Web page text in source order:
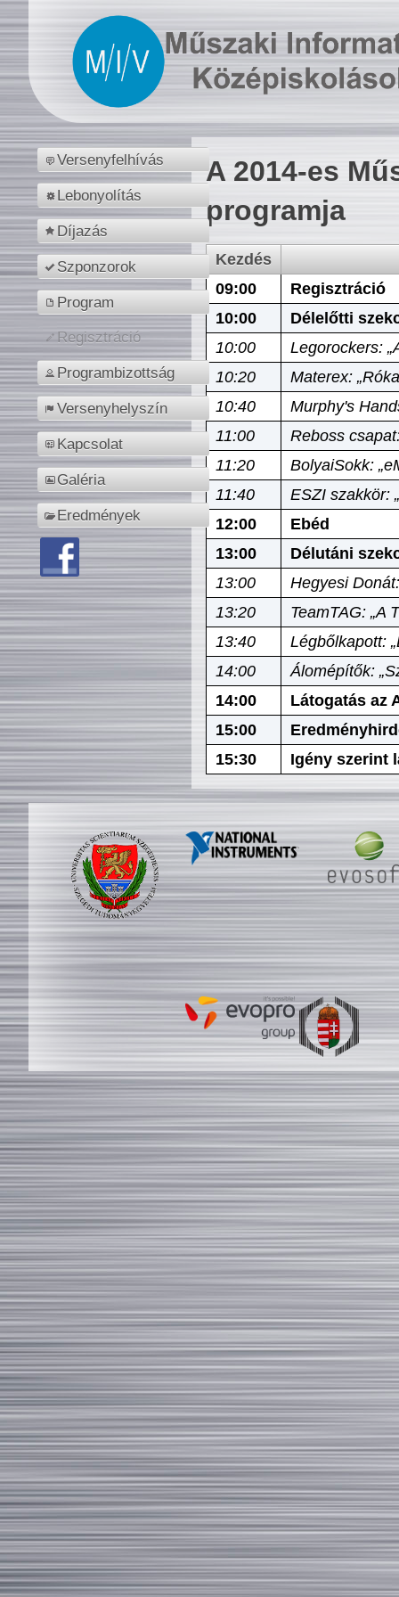
Versenyfelhívás
Lebonyolítás
Díjazás
Szponzorok
Program
Regisztráció
Programbizottság
Versenyhelyszín
Kapcsolat
Galéria
Eredmények
A 2014-es
programja
Kezdés
09:00
Regisztráció
10:00
Délelőtti
10:00
Legorockers:
10:20
Materex:
10:40
Murphy's
11:00
Reboss
11:20
BolyaiSokk:
11:40
ESZI szakkör:
12:00
Ebéd
13:00
Délutáni
13:00
Hegyesi
13:20
TeamTAG: „A
13:40
Légbőlkapott:
14:00
Álomépítők:
14:00
Látogatás az
15:00
15:30
Igény szerint